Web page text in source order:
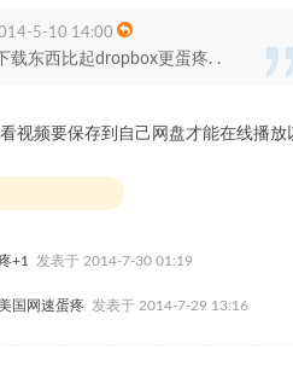
5-10 14:00
载东西比起dropbox更蛋疼. .
视频要保存到自己网盘才能在线播
+1 发表于 2014-7-30 01:19
国网速蛋疼 发表于 2014-7-29 13:16